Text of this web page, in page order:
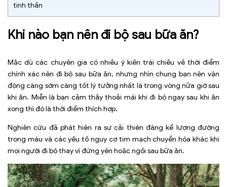
tinh thần
Khi nào bạn nên đi bộ sau bữa ăn?
Mặc dù các chuyên gia có nhiều ý kiến ​​trái chiều về thời điểm
chính xác nên đi bộ sau bữa ăn, nhưng nhìn chung bạn nên vận
động càng sớm càng tốt lý tưởng nhất là trong vòng nửa giờ sau
khi ăn. Miễn là bạn cảm thấy thoải mái khi đi bộ ngay sau khi ăn
xong thì đó là thời điểm thích hợp.
Nghiên cứu đã phát hiện ra sự cải thiện đáng kể lượng đường
trong máu và các yếu tố nguy cơ tim mạch chuyển hóa khác khi
mọi người đi bộ thay vì đứng yên hoặc ngồi sau bữa ăn.